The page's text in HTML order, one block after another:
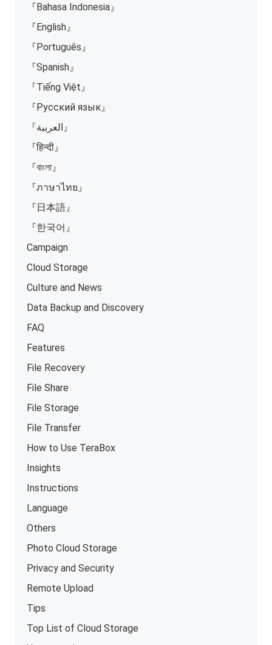
『Bahasa Indonesia』
『English』
『Português』
『Spanish』
『Tiếng Việt』
『Русский язык』
『العربية』
『हिन्दी』
『বাংলা』
『ภาษาไทย』
『日本語』
『한국어』
Campaign
Cloud Storage
Culture and News
Data Backup and Discovery
FAQ
Features
File Recovery
File Share
File Storage
File Transfer
How to Use TeraBox
Insights
Instructions
Language
Others
Photo Cloud Storage
Privacy and Security
Remote Upload
Tips
Top List of Cloud Storage